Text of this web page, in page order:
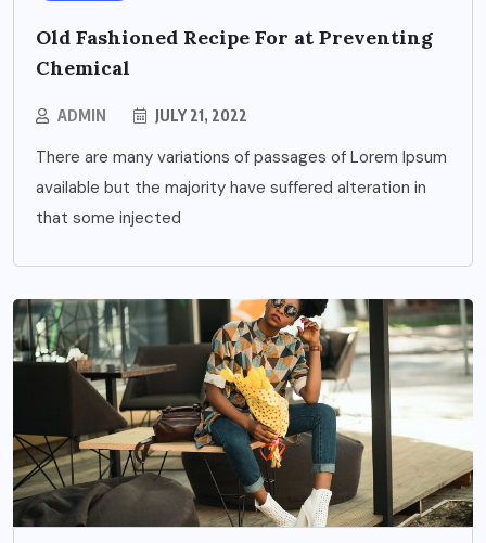
Old Fashioned Recipe For at Preventing
Chemical
ADMIN JULY 21, 2022
There are many variations of passages of Lorem Ipsum
available but the majority have suffered alteration in
that some injected